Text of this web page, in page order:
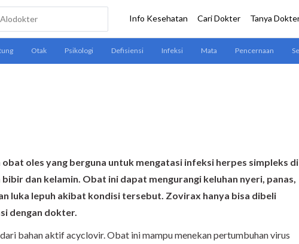
oles yang berguna untuk mengatasi infeksi herpes simpleks di
dan kelamin. Obat ini dapat mengurangi keluhan nyeri, panas,
luka lepuh akibat kondisi tersebut. Zovirax hanya bisa dibeli
dengan dokter.
bahan aktif acyclovir. Obat ini mampu menekan pertumbuhan virus